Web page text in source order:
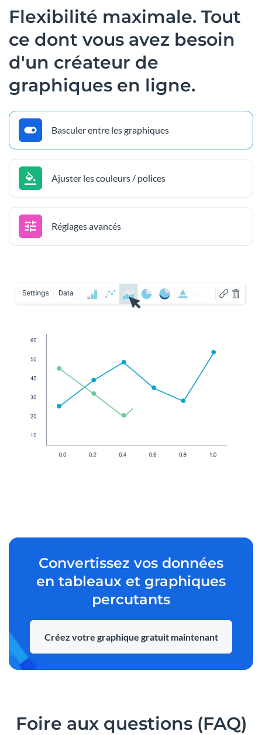
Flexibilité maximale. Tout
ce dont vous avez besoin
d'un créateur de
graphiques en ligne.
Basculer entre les graphiques
Ajuster les couleurs / polices
Réglages avancés
Convertissez vos données
en tableaux et graphiques
percutants
Créez votre graphique gratuit maintenant
Foire aux questions (FAQ)